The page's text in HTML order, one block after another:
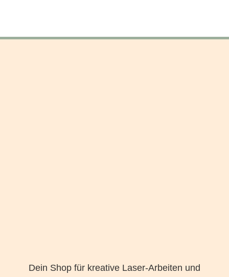
Dein Shop für kreative Laser-Arbeiten und